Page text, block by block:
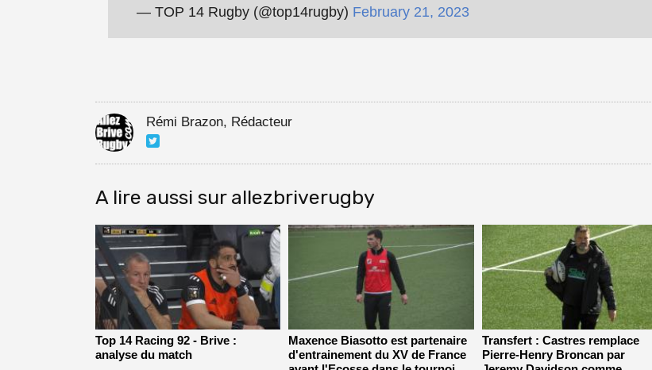
— TOP 14 Rugby (@top14rugby) February 21, 2023
Rémi Brazon, Rédacteur
A lire aussi sur allezbriverugby
Top 14 Racing 92 - Brive :
analyse du match
Maxence Biasotto est partenaire
d'entrainement du XV de France
Transfert : Castres remplace
Pierre-Henry Broncan par